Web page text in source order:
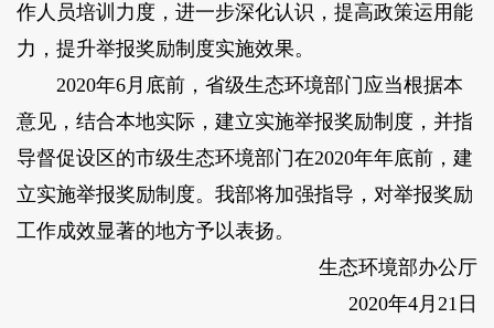
作人员培训力度，进一步深化认识，提高政策运用能
力，提升举报奖励制度实施效果。
2020年6月底前，省级生态环境部门应当根据本
意见，结合本地实际，建立实施举报奖励制度，并指
导督促设区的市级生态环境部门在2020年年底前，建
立实施举报奖励制度。我部将加强指导，对举报奖励
工作成效显著的地方予以表扬。
生态环境部办公厅
2020年4月21日